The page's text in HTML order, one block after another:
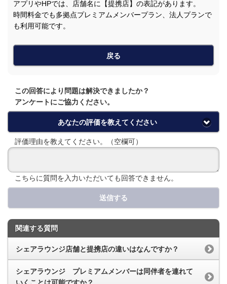
アプリやHPでは、店舗名に【提携店】の表記があります。
時間料金でも多拠点プレミアムメンバープラン、法人プランで
も利用可能です。
戻る
この回答により問題は解決できましたか？
アンケートにご協力ください。
あなたの評価を教えてください
評価理由を教えてください。（空欄可）
こちらに質問を入力いただいても回答できません。
送信する
関連する質問
シェアラウンジ店舗と提携店の違いはなんですか？
シェアラウンジ プレミアムメンバーは同伴者を連れて